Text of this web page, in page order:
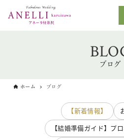
ブログ
ホーム ブログ
【新着情報】
【結婚準備ガイド】プ